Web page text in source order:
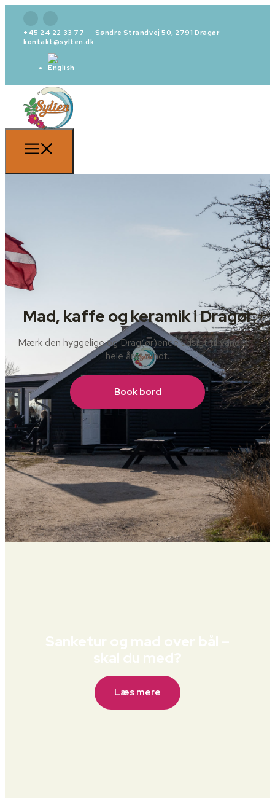
+45 24 22 33 77
Søndre Strandvej 50, 2791 Dragør
kontakt@sylten.dk
Mad, kaffe og keramik i Dragør
Mærk den hyggelige og Drag(ør)ende udsigt til vandet –
hele året rundt.
Book bord
Sanketur og mad over bål –
skal du med?
Læs mere